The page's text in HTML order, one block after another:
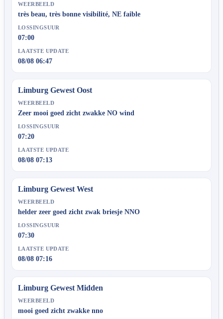
WEERBEELD
très beau, très bonne visibilité, NE faible
LOSSINGSUUR
07:00
LAATSTE UPDATE
08/08 06:47
Limburg Gewest Oost
WEERBEELD
Zeer mooi goed zicht zwakke NO wind
LOSSINGSUUR
07:20
LAATSTE UPDATE
08/08 07:13
Limburg Gewest West
WEERBEELD
helder zeer goed zicht zwak briesje NNO
LOSSINGSUUR
07:30
LAATSTE UPDATE
08/08 07:16
Limburg Gewest Midden
WEERBEELD
mooi goed zicht zwakke nno